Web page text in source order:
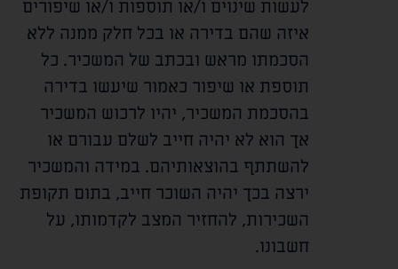
לעשות שינוים ו/או תוספות ו/או שיפורים
איזה שהם בדירה או בכל חלק ממנה ללא
הסכמתו מראש ובכתב של המשכיר. כל
תוספת או שיפור כאמור שיעשו בדירה
בהסכמת המשכיר, יהיו לרכוש המשכיר
אך הוא לא יהיה חייב לשלם עבורם או
להשתתף בהוצאותיהם. במידה והמשכיר
ירצה בכך יהיה השוכר חייב, בתום תקופת
השכירות, להחזיר המצב לקדמותו, על
חשבונו.